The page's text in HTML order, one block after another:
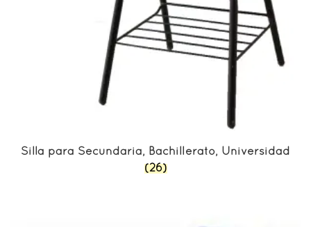
Silla para Secundaria, Bachillerato, Universidad
(26)